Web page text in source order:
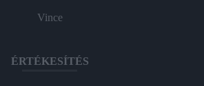
Vince
ÉRTÉKESÍTÉS